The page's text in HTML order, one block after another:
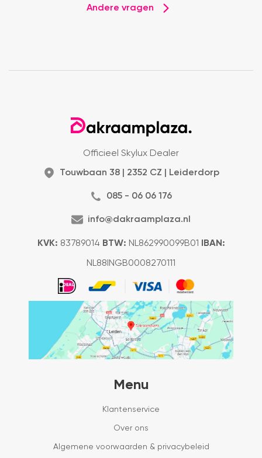
Andere vragen
Officieel Skylux Dealer
Touwbaan 38 | 2352 CZ | Leiderdorp
085 - 06 06 176
info@dakraamplaza.nl
KVK: 83789014 BTW: NL862990099B01 IBAN:
NL88INGB0008270111
Menu
Klantenservice
Over ons
Algemene voorwaarden & privacybeleid